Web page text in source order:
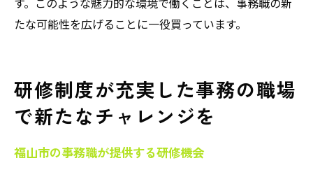
たな可能性を広げることに一役買っています。
研修制度が充実した事務の職場
で新たなチャレンジを
福山市の事務職が提供する研修機会